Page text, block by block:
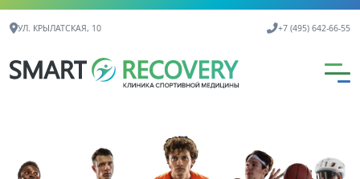
Контактная информация
УЛ. КРЫЛАТСКАЯ, 10 +7 (495) 642-66-55